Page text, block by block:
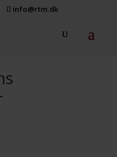
info@rtm.dk